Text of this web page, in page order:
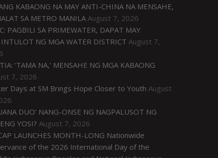
KABAONG NA MAY ANTI-CHINA NA MENSAHE,
SA METRO MANILA August 7, 2026
PAGBILI SA PRIMEWATER, DAPAT MAY
NG MGA WATER DISTRICT August 7,
‘TAMA NA,’ MENSAHE NG MGA KABAONG
7, 2026
Days at SM Brings Hope Closer to Youth August
DUO’ NANG-ONSE NG NAGPALUSOT NG
YOSI? August 7, 2026
LAUNCHES MONTH-LONG Nationwide
of the 2026 International Day of the